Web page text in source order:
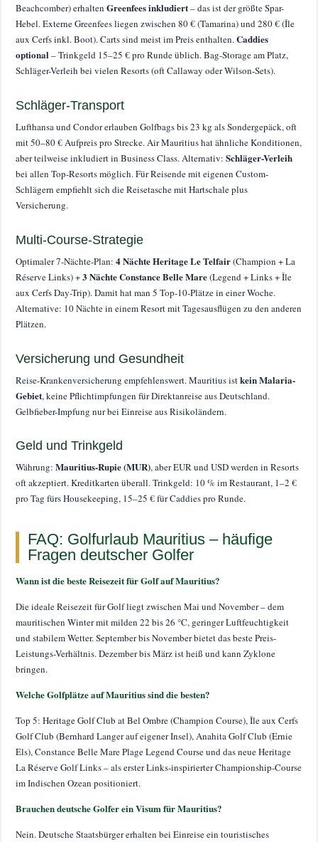
Beachcomber) erhaltenGreenfees inkludiert– das ist der größte Spar-
Hebel. Externe Greenfees liegen zwischen 80 € (Tamarina) und 280 € (Île
aux Cerfs inkl. Boot). Carts sind meist im Preis enthalten.Caddies
optional– Trinkgeld 15–25 € pro Runde üblich. Bag-Storage am Platz,
Schläger-Verleih bei vielen Resorts (oft Callaway oder Wilson-Sets).
Schläger-Transport
Lufthansa und Condor erlauben Golfbags bis 23 kg als Sondergepäck, oft
mit 50–80 € Aufpreis pro Strecke. Air Mauritius hat ähnliche Konditionen,
aber teilweise inkludiert in Business Class. Alternativ:Schläger-Verleih
bei allen Top-Resorts möglich. Für Reisende mit eigenen Custom-
Schlägern empfiehlt sich die Reisetasche mit Hartschale plus
Versicherung.
Multi-Course-Strategie
Optimaler 7-Nächte-Plan:4 Nächte Heritage Le Telfair(Champion + La
Réserve Links) +3 Nächte Constance Belle Mare(Legend + Links + Île
aux Cerfs Day-Trip). Damit hat man 5 Top-10-Plätze in einer Woche.
Alternative: 10 Nächte in einem Resort mit Tagesausflügen zu den anderen
Plätzen.
Versicherung und Gesundheit
Reise-Krankenversicherung empfehlenswert. Mauritius istkein Malaria-
Gebiet, keine Pflichtimpfungen für Direktanreise aus Deutschland.
Gelbfieber-Impfung nur bei Einreise aus Risikoländern.
Geld und Trinkgeld
Währung:Mauritius-Rupie (MUR), aber EUR und USD werden in Resorts
oft akzeptiert. Kreditkarten überall. Trinkgeld: 10 % im Restaurant, 1–2 €
pro Tag fürs Housekeeping, 15–25 € für Caddies pro Runde.
FAQ: Golfurlaub Mauritius – häufige
Fragen deutscher Golfer
Wann ist die beste Reisezeit für Golf auf Mauritius?
Die ideale Reisezeit für Golf liegt zwischen Mai und November – dem
mauritischen Winter mit milden 22 bis 26 °C, geringer Luftfeuchtigkeit
und stabilem Wetter. September bis November bietet das beste Preis-
Leistungs-Verhältnis. Dezember bis März ist heiß und kann Zyklone
bringen.
Welche Golfplätze auf Mauritius sind die besten?
Top 5: Heritage Golf Club at Bel Ombre (Champion Course), Île aux Cerfs
Golf Club (Bernhard Langer auf eigener Insel), Anahita Golf Club (Ernie
Els), Constance Belle Mare Plage Legend Course und das neue Heritage
La Réserve Golf Links – als erster Links-inspirierter Championship-Course
im Indischen Ozean positioniert.
Brauchen deutsche Golfer ein Visum für Mauritius?
Nein. Deutsche Staatsbürger erhalten bei Einreise ein touristisches